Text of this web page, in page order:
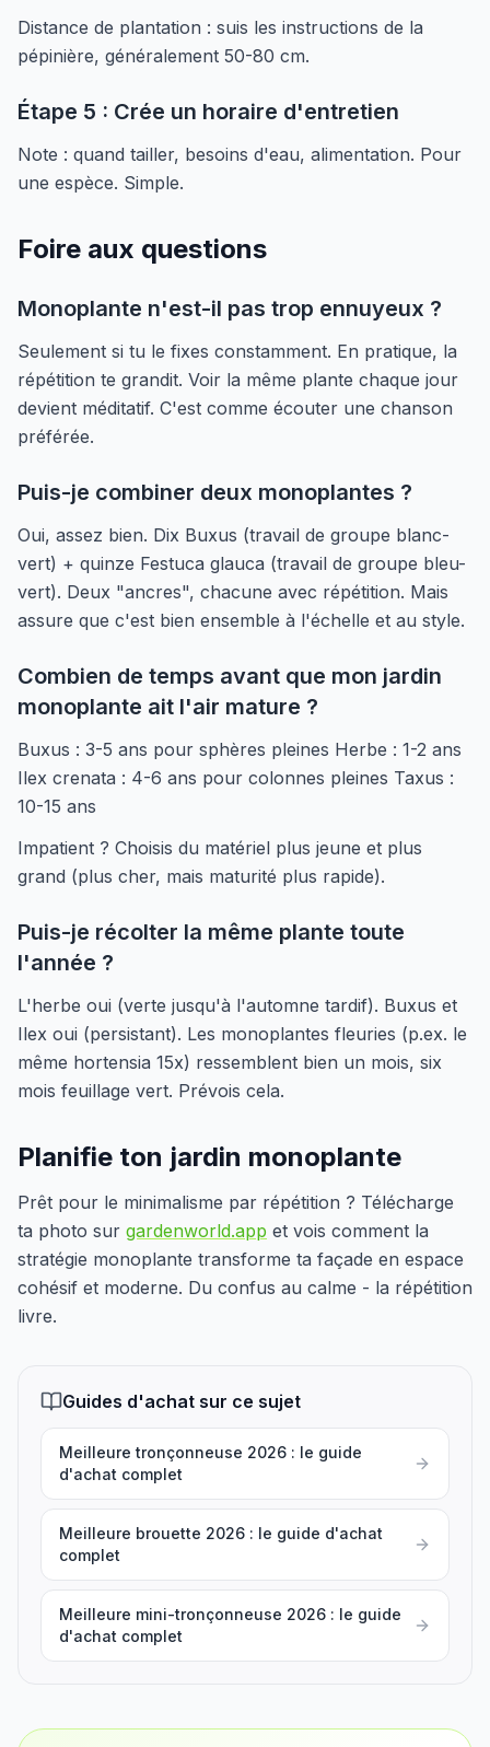
Distance de plantation : suis les instructions de la
pépinière, généralement 50-80 cm.
Étape 5 : Crée un horaire d'entretien
Note : quand tailler, besoins d'eau, alimentation. Pour
une espèce. Simple.
Foire aux questions
Monoplante n'est-il pas trop ennuyeux ?
Seulement si tu le fixes constamment. En pratique, la
répétition te grandit. Voir la même plante chaque jour
devient méditatif. C'est comme écouter une chanson
préférée.
Puis-je combiner deux monoplantes ?
Oui, assez bien. Dix Buxus (travail de groupe blanc-
vert) + quinze Festuca glauca (travail de groupe bleu-
vert). Deux "ancres", chacune avec répétition. Mais
assure que c'est bien ensemble à l'échelle et au style.
Combien de temps avant que mon jardin
monoplante ait l'air mature ?
Buxus : 3-5 ans pour sphères pleines Herbe : 1-2 ans
Ilex crenata : 4-6 ans pour colonnes pleines Taxus :
10-15 ans
Impatient ? Choisis du matériel plus jeune et plus
grand (plus cher, mais maturité plus rapide).
Puis-je récolter la même plante toute
l'année ?
L'herbe oui (verte jusqu'à l'automne tardif). Buxus et
Ilex oui (persistant). Les monoplantes fleuries (p.ex. le
même hortensia 15x) ressemblent bien un mois, six
mois feuillage vert. Prévois cela.
Planifie ton jardin monoplante
Prêt pour le minimalisme par répétition ? Télécharge
ta photo sur gardenworld.app et vois comment la
stratégie monoplante transforme ta façade en espace
cohésif et moderne. Du confus au calme - la répétition
livre.
Guides d'achat sur ce sujet
Meilleure tronçonneuse 2026 : le guide
d'achat complet
Meilleure brouette 2026 : le guide d'achat
complet
Meilleure mini-tronçonneuse 2026 : le guide
d'achat complet